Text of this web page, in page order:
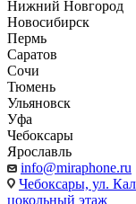
Нижний Новгород
Новосибирск
Пермь
Саратов
Сочи
Тюмень
Ульяновск
Уфа
Чебоксары
Ярославль
info@miraphone.ru
Чебоксары, ул.
цокольный этаж